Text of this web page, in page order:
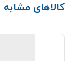
کالاهای مشابه